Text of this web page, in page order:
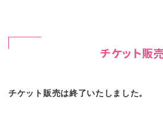
チケット販
チケット販売は終了いたしました。